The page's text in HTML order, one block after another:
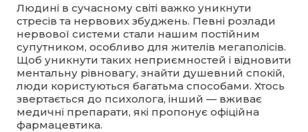
Людині в сучасному світі важко уникнути
стресів та нервових збуджень. Певні розлади
нервової системи стали нашим постійним
супутником, особливо для жителів мегаполісів.
Щоб уникнути таких неприємностей і відновити
ментальну рівновагу, знайти душевний спокій,
люди користуються багатьма способами. Хтось
звертається до психолога, інший — вживає
медичні препарати, які пропонує офіційна
фармацевтика.